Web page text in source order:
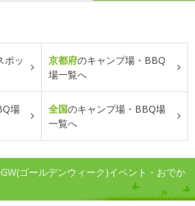
ポッ
京都府のキャンプ場・BBQ
場一覧へ
場
全国のキャンプ場・BBQ場
一覧へ
ゴールデンウィーク)イベント・おでか